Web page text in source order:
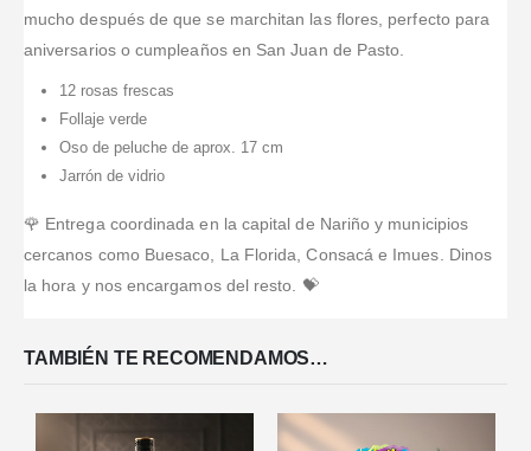
mucho después de que se marchitan las flores, perfecto para
aniversarios o cumpleaños en San Juan de Pasto.
12 rosas frescas
Follaje verde
Oso de peluche de aprox. 17 cm
Jarrón de vidrio
🌹 Entrega coordinada en la capital de Nariño y municipios
cercanos como Buesaco, La Florida, Consacá e Imues. Dinos
la hora y nos encargamos del resto. 💝
TAMBIÉN TE RECOMENDAMOS…